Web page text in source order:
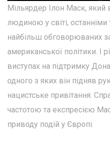
Мільярдер Ілон Маск,
людиною у світі,
найбільш обговорюваних
американської політики. І
виступах на підтримку
одного з яких він підняв
нацистське привітання.
частотою та експресією
приводу подій у Європі.